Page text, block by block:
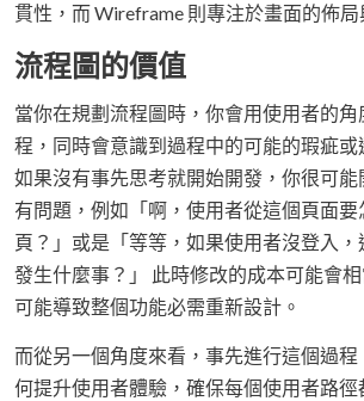
貫性，而 Wireframe 則專注於畫面的佈局
流程圖的價值
當你在規劃流程圖時，你會用使用者的
程，同時會意識到過程中的可能的瑕疵或
如果沒有事先思考就開始開發，你很可
有問題，例如「啊，使用者從這個頁面
頁？」或是「等等，如果使用者沒登入
發生什麼事？」 此時修改的成本可能會
可能導致整個功能必需重新設計。
而從另一個角度來看，事先進行這個過
何提升使用者體驗，確保每個使用者路徑